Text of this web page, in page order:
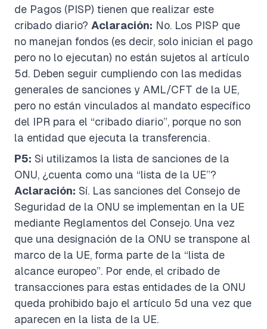
de Pagos (PISP) tienen que realizar este
cribado diario? Aclaración: No. Los PISP que
no manejan fondos (es decir, solo inician el pago
pero no lo ejecutan) no están sujetos al artículo
5d. Deben seguir cumpliendo con las medidas
generales de sanciones y AML/CFT de la UE,
pero no están vinculados al mandato específico
del IPR para el “cribado diario”, porque no son
la entidad que ejecuta la transferencia.
P5: Si utilizamos la lista de sanciones de la
ONU, ¿cuenta como una “lista de la UE”?
Aclaración: Sí. Las sanciones del Consejo de
Seguridad de la ONU se implementan en la UE
mediante Reglamentos del Consejo. Una vez
que una designación de la ONU se transpone al
marco de la UE, forma parte de la “lista de
alcance europeo”. Por ende, el cribado de
transacciones para estas entidades de la ONU
queda prohibido bajo el artículo 5d una vez que
aparecen en la lista de la UE.